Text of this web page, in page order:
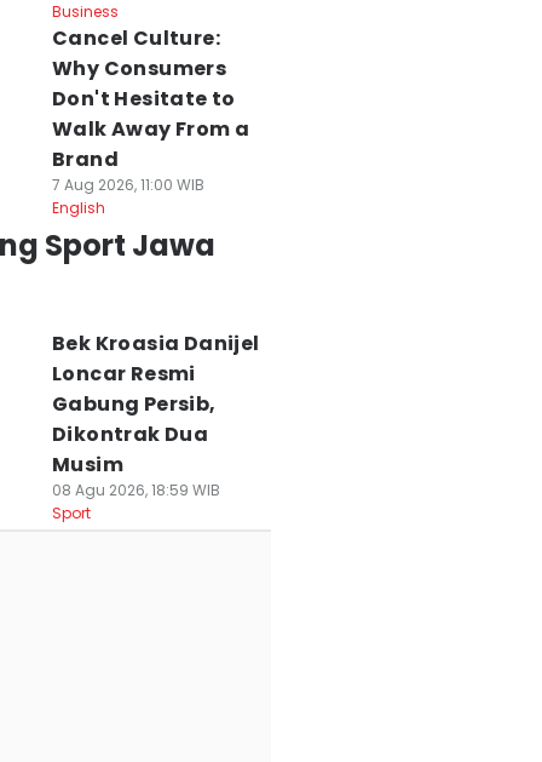
Business
Cancel Culture:
Why Consumers
Don't Hesitate to
Walk Away From a
Brand
7 Aug 2026, 11:00 WIB
English
Sport Jawa
Bek Kroasia Danijel
Loncar Resmi
Gabung Persib,
Dikontrak Dua
Musim
08 Agu 2026, 18:59 WIB
Sport